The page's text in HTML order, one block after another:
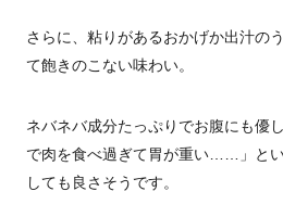
さらに、粘りがあるおかげか出汁の
て飽きのこない味わい。
ネバネバ成分たっぷりでお腹にも優
で肉を食べ過ぎて胃が重い……」と
しても良さそうです。